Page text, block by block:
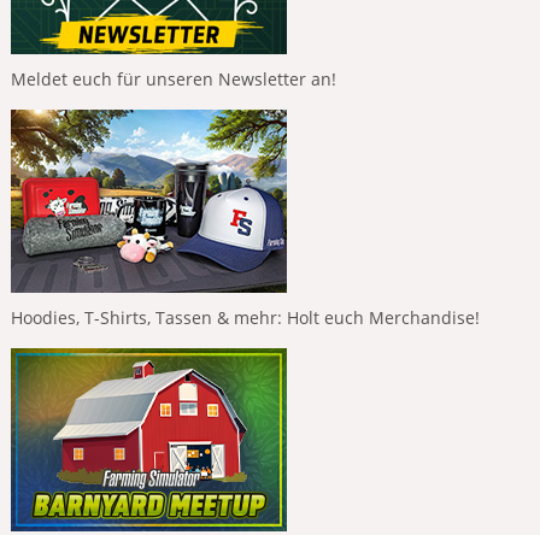
Meldet euch für unseren Newsletter an!
Hoodies, T-Shirts, Tassen & mehr: Holt euch Merchandise!